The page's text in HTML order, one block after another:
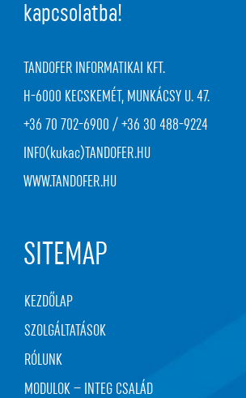
kapcsolatba!
TANDOFER INFORMATIKAI KFT.
H-6000 KECSKEMÉT, MUNKÁCSY U. 47.
+36 70 702-6900 / +36 30 488-9224
INFO(kukac)TANDOFER.HU
WWW.TANDOFER.HU
SITEMAP
KEZDŐLAP
SZOLGÁLTATÁSOK
RÓLUNK
MODULOK – INTEG CSALÁD